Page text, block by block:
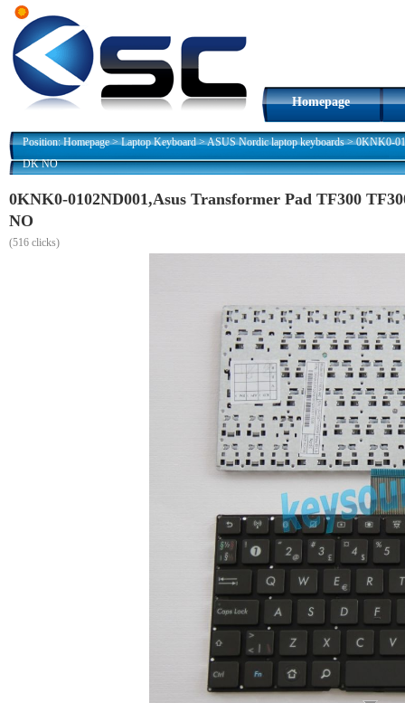
Homepage
Position:Homepage>Laptop Keyboard>ASUS Nordic laptop keyboards>0KNK0-
DK NO
0KNK0-0102ND001,Asus Transformer Pad TF300
NO
(516 clicks)